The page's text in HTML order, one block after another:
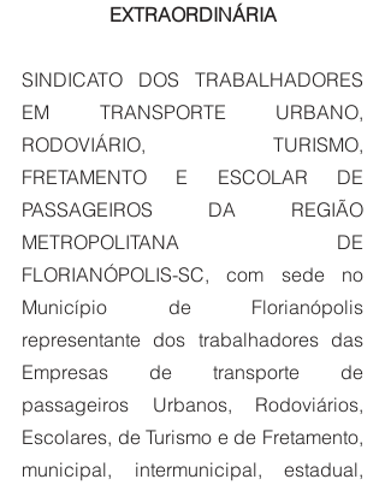
EXTRAORDINÁRIA
SINDICATO DOS TRABALHADORES
EM TRANSPORTE URBANO,
RODOVIÁRIO, TURISMO,
FRETAMENTO E ESCOLAR DE
PASSAGEIROS DA REGIÃO
METROPOLITANA DE
FLORIANÓPOLIS-SC, com sede no
Município de Florianópolis
representante dos trabalhadores das
Empresas de transporte de
passageiros Urbanos, Rodoviários,
Escolares, de Turismo e de Fretamento,
municipal, intermunicipal, estadual,